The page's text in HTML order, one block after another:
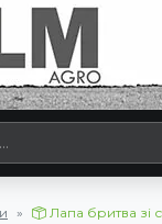
Лапа бритва зі